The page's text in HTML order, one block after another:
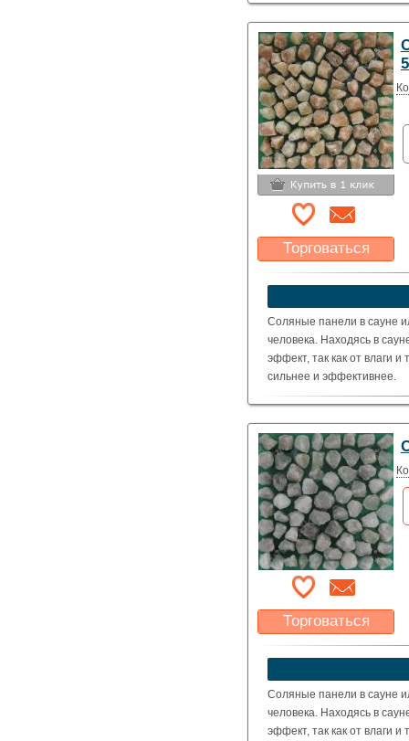
Торговаться
Какая цена Вас
устроит?
Соляные панели в сауне
человека. Находясь в
эффект, так как от влаги
сильнее и эффективнее.
красное, оранжевое
Размер:
500 х 500
Торговаться
Какая цена Вас
устроит?
Соляные панели в сауне
человека. Находясь в
эффект, так как от влаги